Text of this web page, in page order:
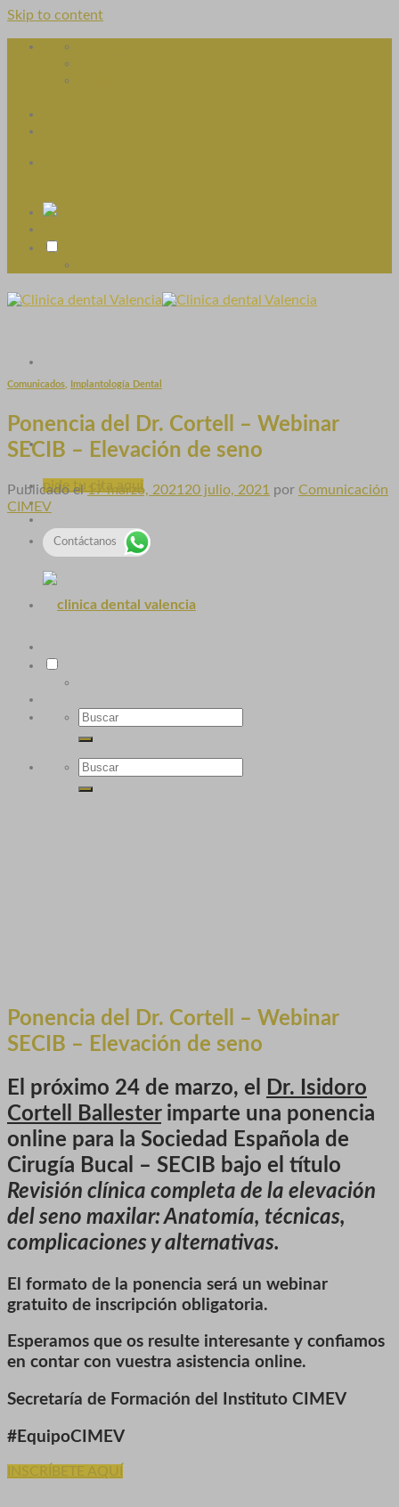
Skip to content
pide tu cita aquí
Contáctanos
Comunicados Implantología Dental
Ponencia del Dr. Cortell – Webinar
SECIB – Elevación de seno
Publicado el17 marzo, 2021 20 julio, 2021 por Comunicación
CIMEV
Ponencia del Dr. Cortell – Webinar
SECIB – Elevación de seno
El próximo 24 de marzo, el
Dr. Isidoro
Cortell Ballesterimparte una ponencia
online para la Sociedad Española de
Cirugía Bucal – SECIB bajo el título
Revisión clínica completa de la elevación
del seno maxilar: Anatomía, técnicas,
complicaciones y alternativas.
El formato de la ponencia será un webinar
gratuito de inscripción obligatoria.
Esperamos que os resulte interesante y confiamos
en contar con vuestra asistencia online.
Secretaría de Formación del Instituto CIMEV
#EquipoCIMEV
INSCRÍBETE AQUÍ